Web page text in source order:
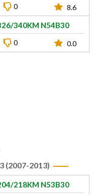
0 8.6
340KM N54B30
0 0.0
(2007-2013)
218KM N53B30